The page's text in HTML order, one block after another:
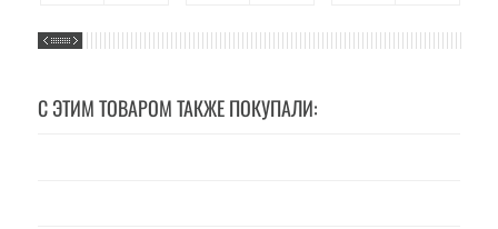
С ЭТИМ ТОВАРОМ ТАКЖЕ ПОКУПАЛИ: